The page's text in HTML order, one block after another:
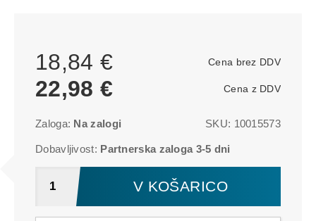
Cena brez DDV
18,84 €
Cena z DDV
22,98 €
SKU: 10015573
Zaloga: Na zalogi
Dobavljivost: Partnerska zaloga 3-5 dni
V KOŠARICO